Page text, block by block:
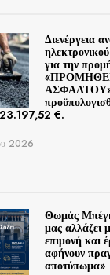
Διενέργεια
για την
ΑΣΦΑΛΤΟΥ»,
€.
2026
Θωμάς
μας αλλάζει
επιμονή και
αφήνουν
αποτύπωμα»